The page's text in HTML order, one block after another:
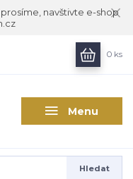
navštivte e-shop
Menu
Hledat
0 ks